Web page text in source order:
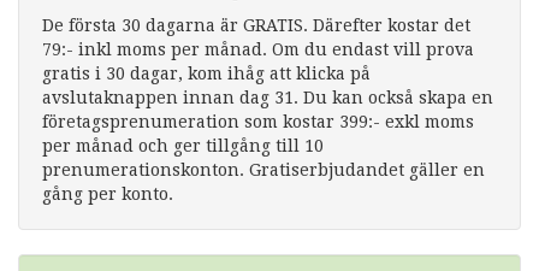
De första 30 dagarna är GRATIS. Därefter kostar det
79:- inkl moms per månad. Om du endast vill prova
gratis i 30 dagar, kom ihåg att klicka på
avslutaknappen innan dag 31. Du kan också skapa en
företagsprenumeration som kostar 399:- exkl moms
per månad och ger tillgång till 10
prenumerationskonton. Gratiserbjudandet gäller en
gång per konto.